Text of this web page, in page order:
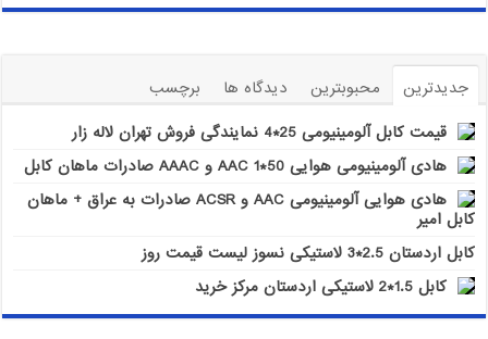
جدیدترین محبوبترین دیدگاه ها
برچسب
قیمت کابل آلومینیومی 25*4 نمایندگی فروش تهران لاله زار
هادی آلومینیومی هوایی 50*1 AAC و AAAC صادرات ماهان کابل
هادی هوایی آلومینیومی AAC و ACSR صادرات به عراق + ماهان
کابل امیر
کابل اردستان 2.5*3 لاستیکی نسوز لیست قیمت روز
کابل 1.5*2 لاستیکی اردستان مرکز خرید